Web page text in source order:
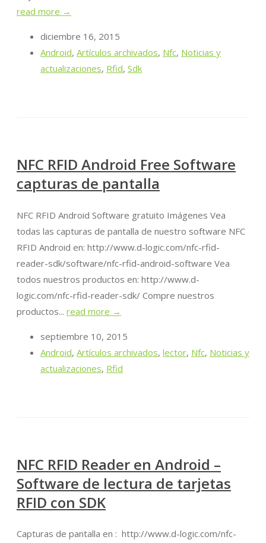
read more →
diciembre 16, 2015
Android, Artículos archivados, Nfc, Noticias y
actualizaciones, Rfid, Sdk
NFC RFID Android Free Software
capturas de pantalla
NFC RFID Android Software gratuito Imágenes Vea
todas las capturas de pantalla de nuestro software NFC
RFID Android en: http://www.d-logic.com/nfc-rfid-
reader-sdk/software/nfc-rfid-android-software Vea
todos nuestros productos en: http://www.d-
logic.com/nfc-rfid-reader-sdk/ Compre nuestros
productos... read more →
septiembre 10, 2015
Android, Artículos archivados, lector, Nfc, Noticias y
actualizaciones, Rfid
NFC RFID Reader en Android –
Software de lectura de tarjetas
RFID con SDK
Capturas de pantalla en : http://www.d-logic.com/nfc-